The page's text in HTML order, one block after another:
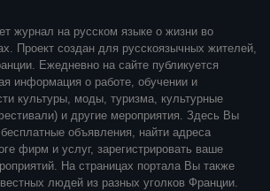
журнал на русском языке о жизни во
Проект создан для русскоязычных жителей,
Ежедневно на сайте публикуется
информация о работе, обучении и
культуры, моды, туризма, культурные
и другие мероприятия. Здесь Вы
объявления, найти адреса
фирм и услуг, зарегистрировать ваше
На страницах портала Вы также
людей из разных уголков Франции.